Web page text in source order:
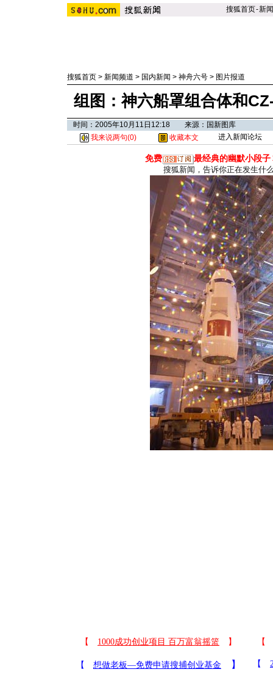
搜狐首页-新闻
搜狐首页 > 新闻频道 > 国内新闻 > 神舟六号 > 图片报道
组图：神六船罩组合体和
时间：2005年10月11日12:18 来源：国新图库
我来说两句(0) 收藏本文 进入新闻论坛
免费 最经典的幽默小段子
搜狐新闻，告诉你正在发生什